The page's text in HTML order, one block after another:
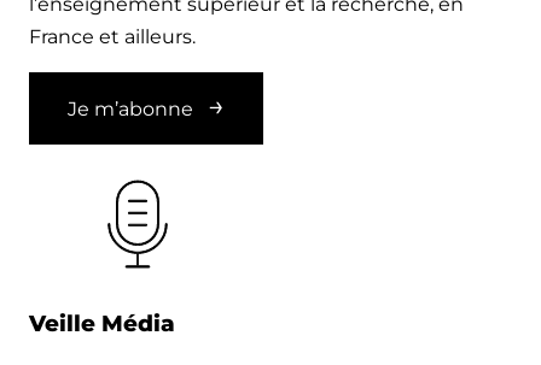
l’enseignement supérieur et la recherche, en
France et ailleurs.
Je m’abonne
Veille Média